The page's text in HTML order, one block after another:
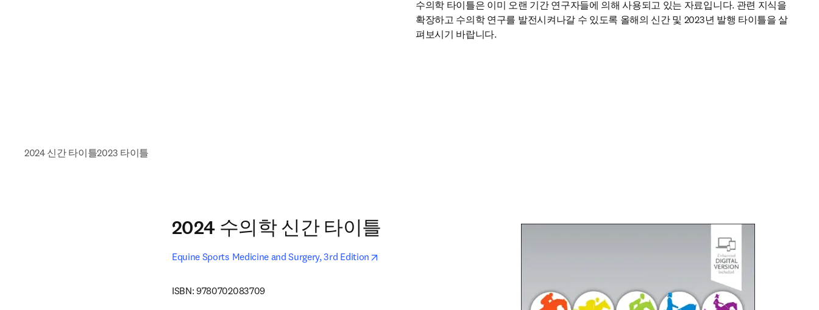
수의학 타이틀은 이미 오랜 기간 연구자들에 의해 사용되고 있는 자료입니다. 관련 지식을
확장하고 수의학 연구를 발전시켜나갈 수 있도록 올해의 신간 및 2023년 발행 타이틀을 살
펴보시기 바랍니다.
2024 신간 타이틀2023 타이틀
2024 수의학 신간 타이틀
Equine Sports Medicine and Surgery, 3rd Edition
ISBN: 9780702083709